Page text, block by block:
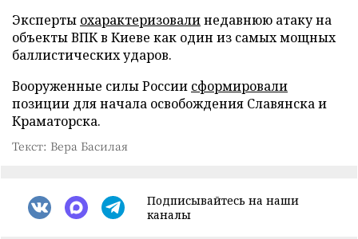
Эксперты охарактеризовалинедавнюю атаку на
объекты ВПК в Киеве как один из самых мощных
баллистических ударов.
Вооруженные силы России сформировали
позиции для начала освобождения Славянска и
Краматорска.
Текст: Вера Басилая
Подписывайтесь на наши
каналы